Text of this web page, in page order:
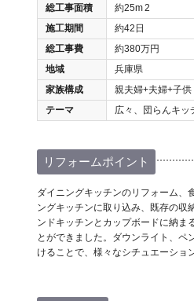
総工事面積
約25m2
施工期間
約42日
総工事費
約380万円
地域
兵庫県
家族構成
親夫婦+夫婦+子供
テーマ
広々、団らんキッ
リフォームポイント
ダイニングキッチンのリフォーム、
ングキッチンに取り込み、既存の収
ンドキッチンとカップボードに納ま
とができました。ダウンライト、ペ
けることで、様々なシチュエーショ